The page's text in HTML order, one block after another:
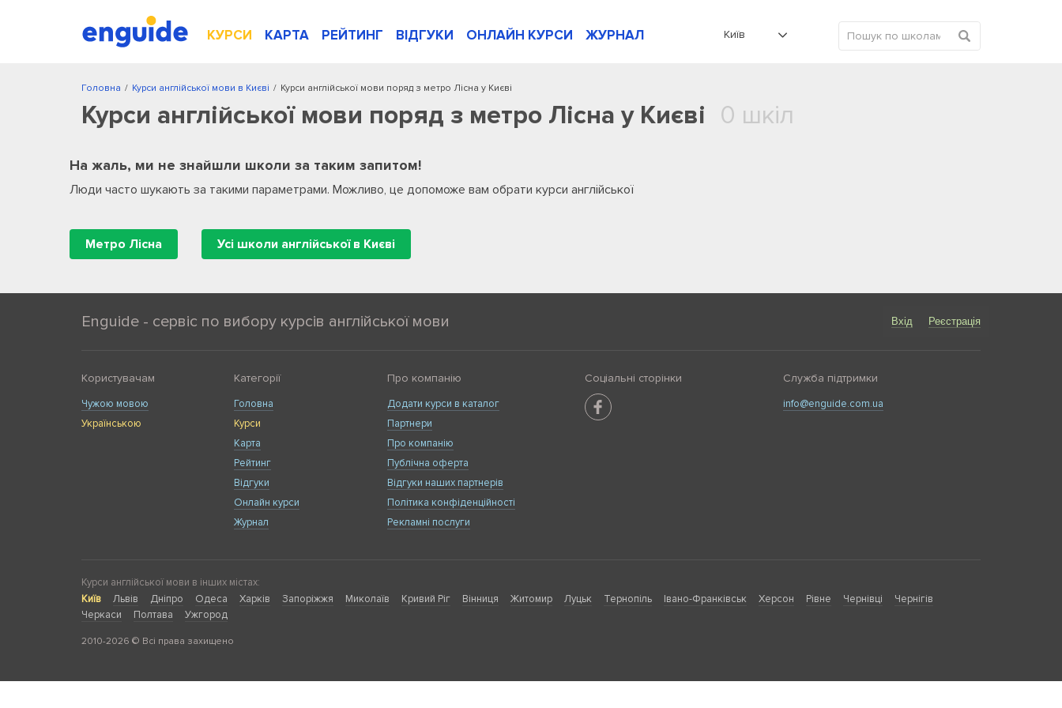
КУРСИ КАРТА РЕЙТИНГ ВІДГУКИ ОНЛАЙН КУРСИ ЖУРНАЛ Київ
/
Головна /
Курси англійської мови в Києві Курси англійської мови поряд з метро Лісна у Києві
Курси англійської мови поряд з метро Лісна у Києві 0 шкіл
На жаль, ми не знайшли школи за таким запитом!
Люди часто шукають за такими параметрами. Можливо, це допоможе вам обрати курси англійської
Метро Лісна Усі школи англійської в Києві
Enguide - сервіс по вибору курсів англійської мови Вхід Реєстрація
Користувачам
Чужою мовою
Українською
Категорії
Головна
Курси
Карта
Рейтинг
Відгуки
Онлайн курси
Журнал
Про компанію
Додати курси в каталог
Партнери
Про компанію
Публічна оферта
Відгуки наших партнерів
Політика конфіденційності
Рекламні послуги
Соціальні сторінки Служба підтримки
info@enguide.com.ua
Курси англійської мови в інших містах:
Київ
Львів Дніпро Одеса Харків Запоріжжя Миколаїв Кривий Ріг Вінниця Житомир Луцьк Тернопіль Івано-Франківськ Херсон Рівне Чернівці
Чернігів
Черкаси
Полтава Ужгород
2010-2026 © Всі права захищено